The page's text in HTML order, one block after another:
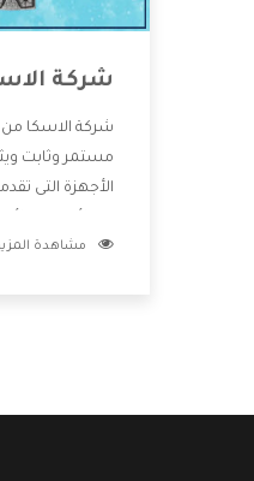
شركة
شركة الاسكا من
مستمر وثابت
الأجهزة التى
خدمات ما بعد
مشاهدة